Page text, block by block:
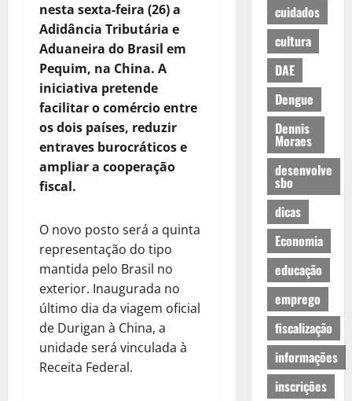
nesta sexta-feira (26) a
Adidância Tributária e
Aduaneira do Brasil em
Pequim, na China. A
iniciativa pretende
facilitar o comércio entre
os dois países, reduzir
entraves burocráticos e
ampliar a cooperação
fiscal.
O novo posto será a quinta
representação do tipo
mantida pelo Brasil no
exterior. Inaugurada no
último dia da viagem oficial
de Durigan à China, a
unidade será vinculada à
Receita Federal.
cuidados
cultura
DAE
Dengue
Dennis
Moraes
desenvolve
sbo
dicas
Economia
educação
emprego
fiscalização
informações
inscrições